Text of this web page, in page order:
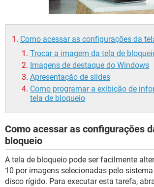
Como acessar as configurações da
Trocar a imagem da tela de
Imagens de destaque do Windows
Apresentação de slides
Como programar a exibição de
tela de bloqueio
Como acessar as configurações
bloqueio
A tela de bloqueio pode ser facilmente
10 por imagens selecionadas pelo
disco rígido. Para executar esta tarefa,